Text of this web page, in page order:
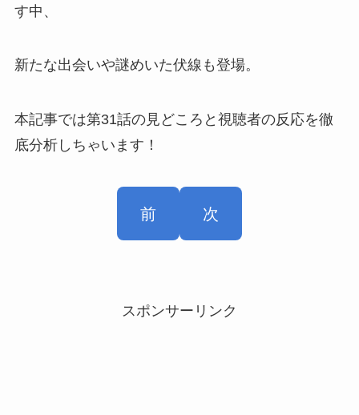
す中、
新たな出会いや謎めいた伏線も登場。
本記事では第31話の見どころと視聴者の反応を徹
底分析しちゃいます！
前 次
スポンサーリンク